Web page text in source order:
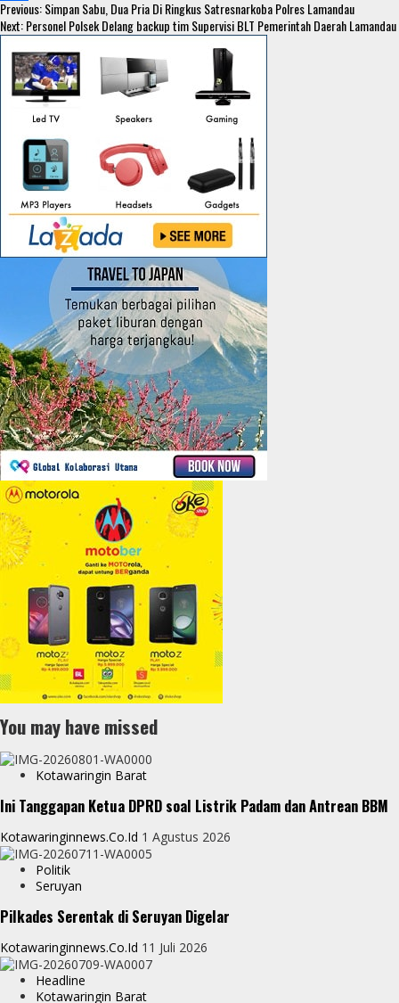
o
o
t
e
t
s
s
s
S
Continue
Reading
Previous:Simpan Sabu, Dua Pria Di Ringkus Satresnarkoba Polres Lamandau
Next:Personel Polsek Delang backup tim Supervisi BLT Pemerintah Daerah Lamandau
You may have missed
Kotawaringin Barat
Ini Tanggapan Ketua DPRD soal Listrik Padam dan Antrean BBM
Kotawaringinnews.co.id 1 Agustus 2026
Politik
Seruyan
Pilkades Serentak di Seruyan Digelar
Kotawaringinnews.co.id 11 Juli 2026
Headline
Kotawaringin Barat